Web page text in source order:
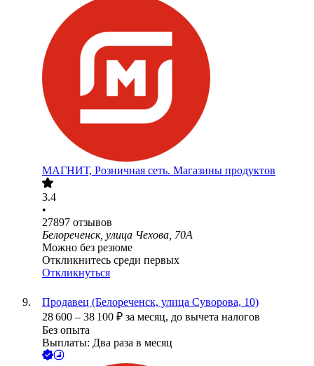
МАГНИТ, Розничная сеть. Магазины продуктов
3.4
•
27897 отзывов
Белореченск, улица Чехова, 70А
Можно без резюме
Откликнитесь среди первых
Откликнуться
Продавец (Белореченск, улица Суворова, 10)
28 600 – 38 100 ₽ за месяц, до вычета налогов
Без опыта
Выплаты: Два раза в месяц